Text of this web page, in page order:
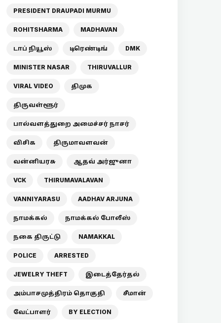
PRESIDENT DRAUPADI MURMU
ROHITSHARMA MADHAVAN
டாப் நியூஸ் டிரெண்டிங் DMK
MINISTER NASAR THIRUVALLUR
VIRAL VIDEO திமுக
திருவள்ளூர்
பால்வளத்துறை அமைச்சர் நாசர்
விசிக திருமாவளவன்
வன்னியரசு ஆதவ் அர்ஜுனா
VCK THIRUMAVALAVAN
VANNIYARASU AADHAV ARJUNA
நாமக்கல் நாமக்கல் போலீஸ்
நகை திருட்டு NAMAKKAL
POLICE ARRESTED
JEWELRY THEFT இடைத்தேர்தல்
அம்பாசமுத்திரம் தொகுதி சீமான்
வேட்பாளர் BY ELECTION